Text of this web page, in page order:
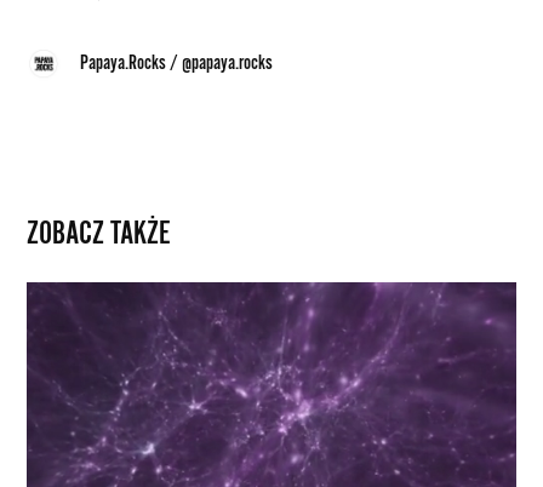
Papaya.Rocks/@papaya.rocks
ZOBACZ TAKŻE
Wszechświat
Stworzono
najbardziej
realistyczną,